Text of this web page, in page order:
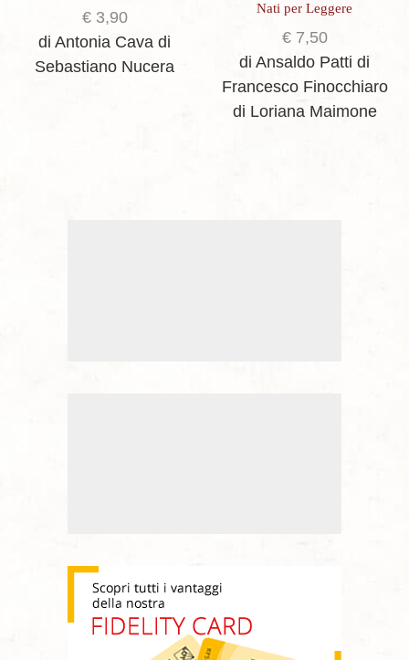
€3,90
di Antonia Cava di
Sebastiano Nucera
Nati per Leggere
€7,50
di Ansaldo Patti di
Francesco Finocchiaro
di Loriana Maimone